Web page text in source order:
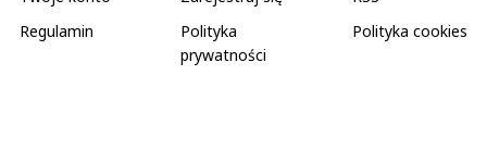
Regulamin
Polityka
prywatności
Polityka cookies